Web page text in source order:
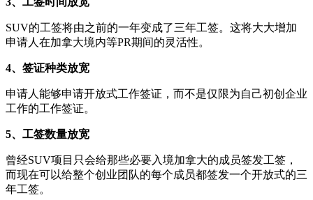
SUV的工签将由之前的一年变成了三年工签。这将大大增加
申请人在加拿大境内等PR期间的灵活性。
4、签证种类放宽
申请人能够申请开放式工作签证，而不是仅限为自己初创企业
工作的工作签证。
5、工签数量放宽
曾经SUV项目只会给那些必要入境加拿大的成员签发工签，
而现在可以给整个创业团队的每个成员都签发一个开放式的三
年工签。